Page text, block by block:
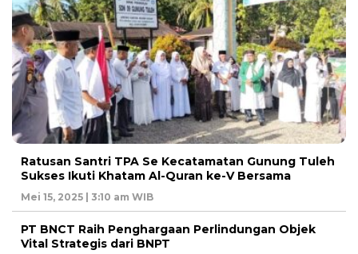
Ratusan Santri TPA Se Kecatamatan Gunung Tuleh
Sukses Ikuti Khatam Al-Quran ke-V Bersama
Mei 15, 2025 | 3:10 am WIB
PT BNCT Raih Penghargaan Perlindungan Objek
Vital Strategis dari BNPT